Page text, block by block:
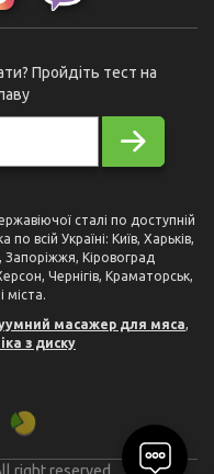
Пройдіть тест на
сталі по доступній
всій Україні: Київ, Харьків,
Кіровоград
Чернігів, Краматорськ,
міста.
масажер для мяса,
з диску
right reserved